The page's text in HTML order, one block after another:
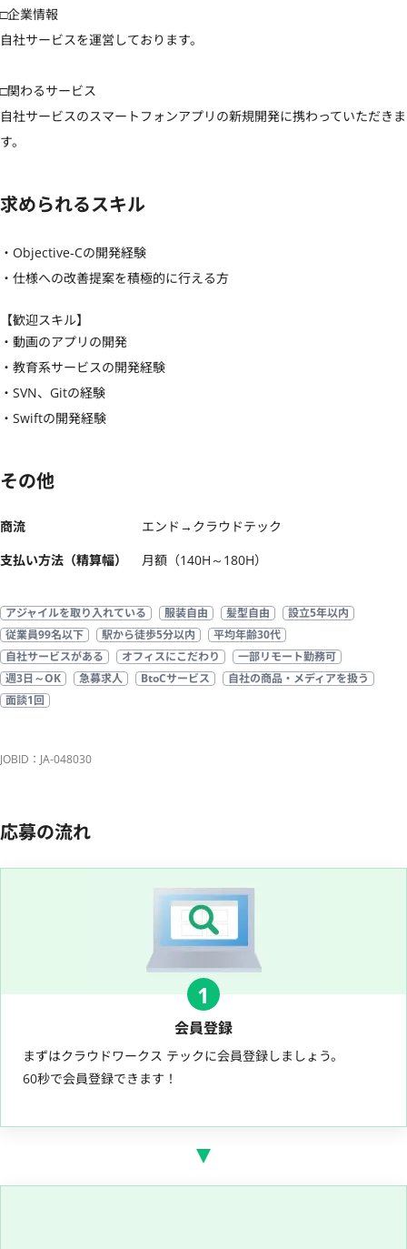
□企業情報
自社サービスを運営しております。
□関わるサービス
自社サービスのスマートフォンアプリの新規開発に携わっていただきま
す。
求められるスキル
・Objective-Cの開発経験
・仕様への改善提案を積極的に行える方
【歓迎スキル】
・動画のアプリの開発
・教育系サービスの開発経験
・SVN、Gitの経験
・Swiftの開発経験
その他
商流
エンド→クラウドテック
支払い方法（精算幅）
月額（140H～180H）
アジャイルを取り入れている 服装自由 髪型自由
設立5年以内
従業員99名以下
駅から徒歩5分以内
平均年齢30代
自社サービスがある
オフィスにこだわり
一部リモート勤務可
週3日～OK
急募求人 BtoCサービス
自社の商品・メディアを扱う
面談1回
JOBID：JA-048030
応募の流れ
1
会員登録
まずはクラウドワークス テックに会員登録しましょう。
60秒で会員登録できます！